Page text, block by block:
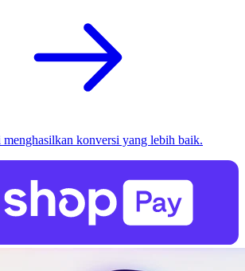
menghasilkan konversi yang lebih baik.